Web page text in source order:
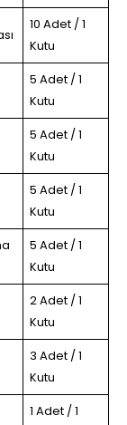
10 Adet / 1
Kutu
5 Adet / 1
Kutu
5 Adet / 1
Kutu
5 Adet / 1
Kutu
5 Adet / 1
Kutu
2 Adet / 1
Kutu
3 Adet / 1
Kutu
1 Adet / 1